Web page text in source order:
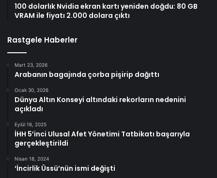
100 dolarlık Nvidia ekran kartı yeniden doğdu: 80 GB
VRAM ile fiyatı 2.000 dolara çıktı
Rastgele Haberler
Mart 23, 2026
Arabanın bagajında çorba pişirip dağıttı
Ocak 30, 2026
Dünya Altın Konseyi altındaki rekorların nedenini
açıkladı
Eylül 16, 2025
İHH 5’inci Ulusal Afet Yönetimi Tatbikatı başarıyla
gerçekleştirildi
Nisan 18, 2024
‘İncirlik Üssü’nün ismi değişti